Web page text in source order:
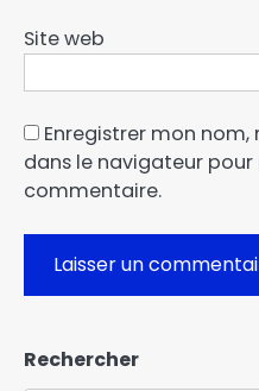
Site web
Enregistrer mon
dans le navigateur
commentaire.
Rechercher